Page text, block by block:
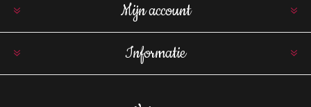
Mijn account
Informatie